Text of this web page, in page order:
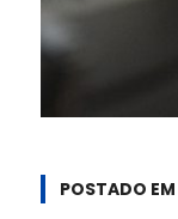
POSTADO EM